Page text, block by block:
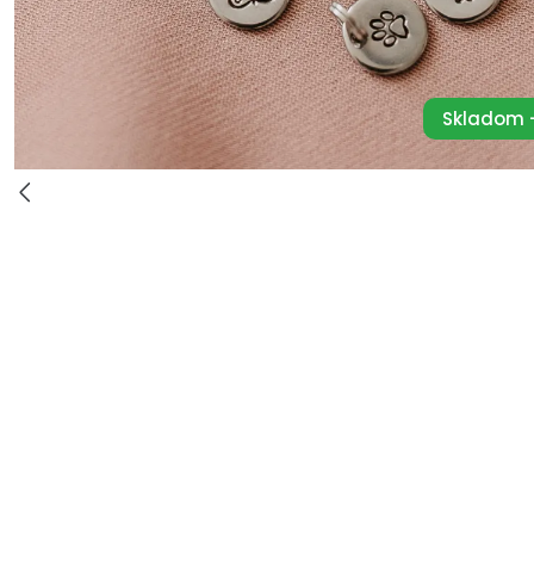
Skladom